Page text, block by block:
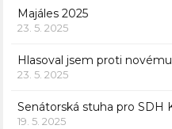
Majáles 2025
23. 5. 2025
Hlasoval jsem proti
23. 5. 2025
Senátorská stuha pro SDH
19. 5. 2025